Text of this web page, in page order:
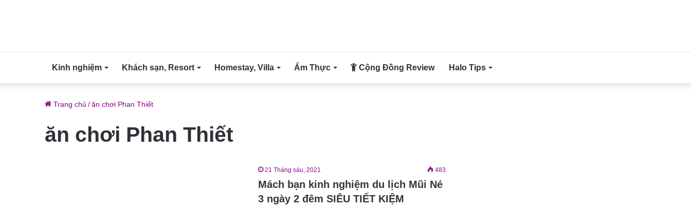
Kinh nghiệm Khách sạn, Resort Homestay, Villa Ẩm Thực Cộng Đồng Review Halo Tips
Trang chủ /ăn chơi Phan Thiết
ăn chơi Phan Thiết
21 Tháng sáu, 2021 483
Mách bạn kinh nghiệm du lịch Mũi Né
3 ngày 2 đêm SIÊU TIẾT KIỆM